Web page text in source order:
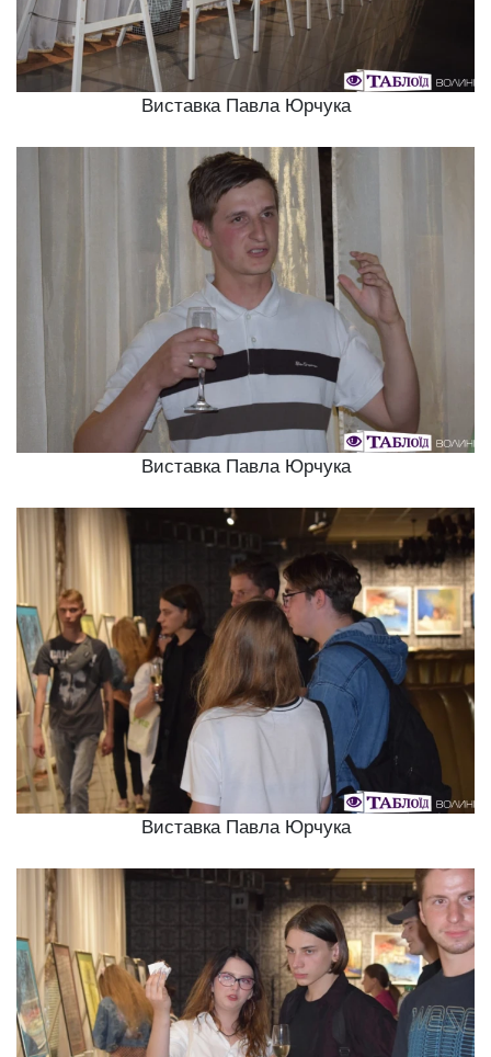
Виставка Павла Юрчука
Виставка Павла Юрчука
Виставка Павла Юрчука